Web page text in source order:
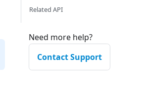
Related API
Need more help?
Contact Support